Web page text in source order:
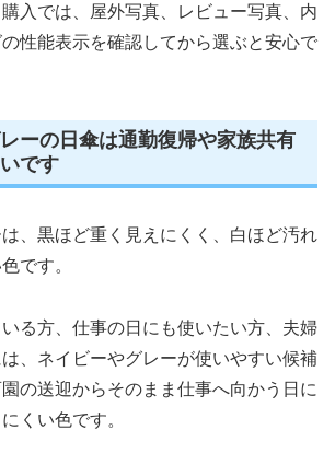
入では、屋外写真、レビュー写真、内
性能表示を確認してから選ぶと安心で
ーの日傘は通勤復帰や家族共有
です
、黒ほど重く見えにくく、白ほど汚れ
です。
る方、仕事の日にも使いたい方、夫婦
、ネイビーやグレーが使いやすい候補
の送迎からそのまま仕事へ向かう日に
くい色です。